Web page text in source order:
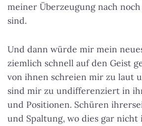
meiner Überzeugung nach
sind.
Und dann würde mir mein
ziemlich schnell auf den Geist
von ihnen schreien mir zu laut
sind mir zu undifferenziert in
und Positionen. Schüren
und Spaltung, wo dies gar nicht